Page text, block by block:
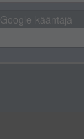
Google-kääntäjä